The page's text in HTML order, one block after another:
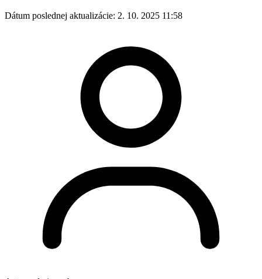
Dátum poslednej aktualizácie: 2. 10. 2025 11:58